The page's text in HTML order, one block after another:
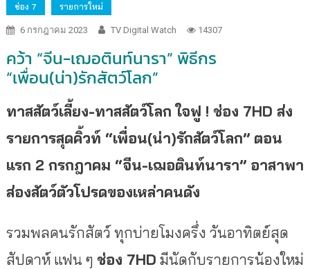
ช่อง 7 รายการใหม่
6 กรกฎาคม 2023 TV Digital Watch 14307
คว้า “จีน-เฌอตินท์นารา” พิธีกร
“เพื่อน(น่า)รักสัตว์โลก”
ทาสสัตว์เลี้ยง-ทาสสัตว์โลก ใจฟู ! ช่อง 7HD ส่ง
รายการสุดคิ้วท์ “เพื่อน(น่า)รักสัตว์โลก” ตอน
แรก 2 กรกฎาคม “จีน-เฌอตินท์นารา” อาสาพา
ส่องสัตว์ตัวโปรดของเหล่าคนดัง
รวมพลคนรักสัตว์ ทุกบ่ายโมงครึ่ง วันอาทิตย์สุด
สัปดาห์ แฟน ๆ ช่อง 7HD มีนัดกับรายการน้องใหม่